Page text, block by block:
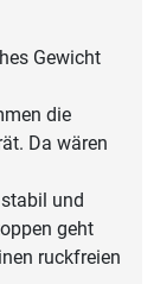
Gewicht
die
Da wären
und
geht
ruckfreien